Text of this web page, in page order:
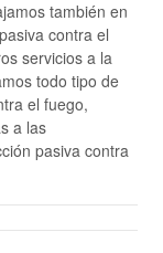
también en
contra el
servicios a la
todo tipo de
el fuego,
a las
pasiva contra